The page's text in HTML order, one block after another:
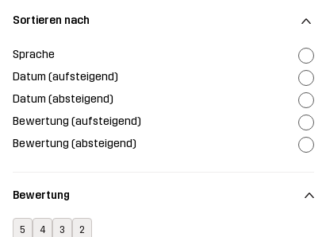
Sortieren nach
Sprache
Datum (aufsteigend)
Datum (absteigend)
Bewertung (aufsteigend)
Bewertung (absteigend)
Bewertung
5 4 3 2